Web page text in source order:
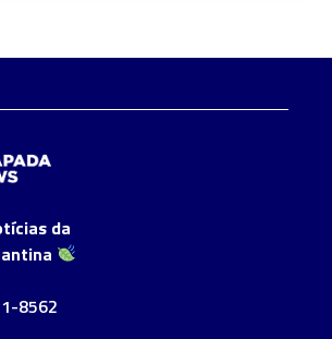
da
8562